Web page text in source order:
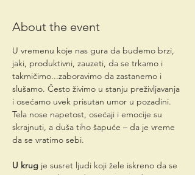
About the event
U vremenu koje nas gura da budemo brzi,
jaki, produktivni, zauzeti, da se trkamo i
takmičimo...zaboravimo da zastanemo i
slušamo. Često živimo u stanju preživljavanja
i osećamo uvek prisutan umor u pozadini.
Tela nose napetost, osećaji i emocije su
skrajnuti, a duša tiho šapuće – da je vreme
da se vratimo sebi.
U krug je susret ljudi koji žele iskreno da se